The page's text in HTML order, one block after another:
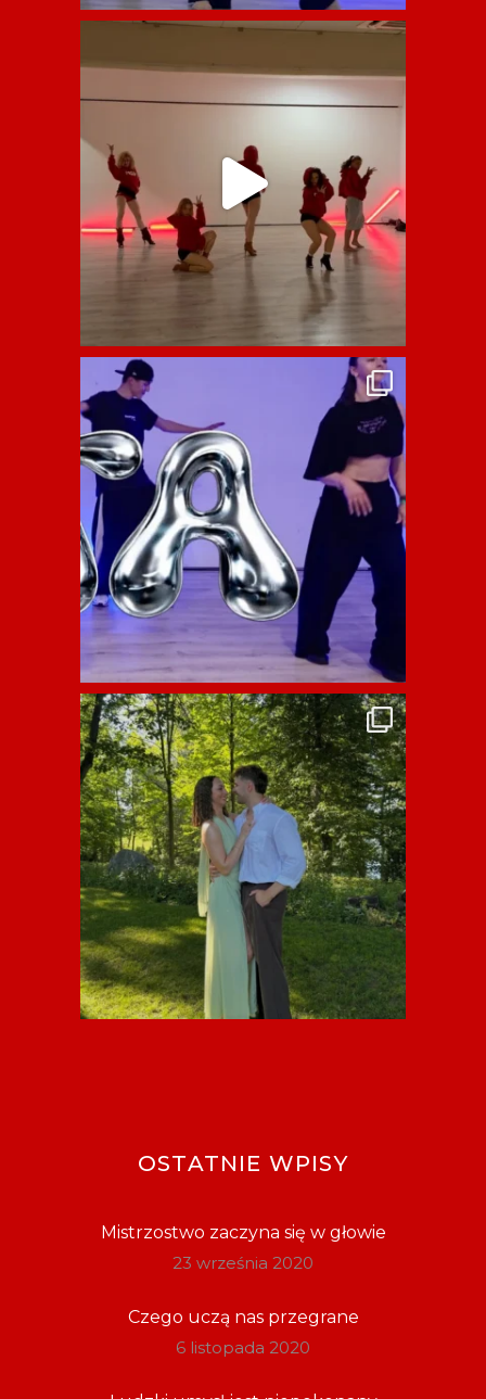
OSTATNIE WPISY
Mistrzostwo zaczyna się w głowie
23 września 2020
Czego uczą nas przegrane
6 listopada 2020